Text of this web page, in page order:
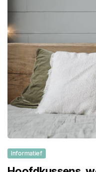
Informatief